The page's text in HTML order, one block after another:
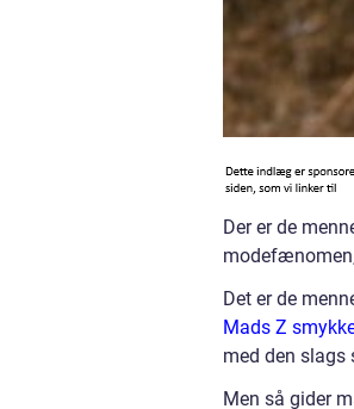
Der er de
Det er de
Mads Z
med den slags
Men så gider